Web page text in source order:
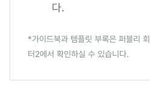
다.
*가이드북과 템플릿 부록은 퍼블리
터2에서 확인하실 수 있습니다.